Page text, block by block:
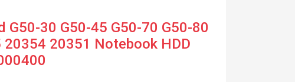
G50-30 G50-45 G50-70 G50-80
20351 Notebook HDD